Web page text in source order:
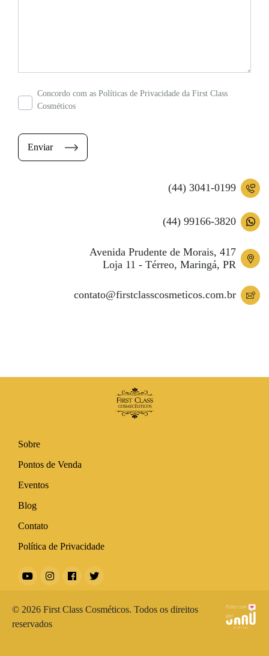
Concordo com as Políticas de Privacidade da First Class
Cosméticos
Enviar
(44) 3041-0199
(44) 99166-3820
Avenida Prudente de Morais, 417
Loja 11 - Térreo, Maringá, PR
contato@firstclasscosmeticos.com.br
Sobre
Pontos de Venda
Eventos
Blog
Contato
Política de Privacidade
© 2026 First Class Cosméticos. Todos os direitos
reservados